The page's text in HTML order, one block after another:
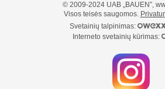
© 2009-2024 UAB „BAUEN”,
Visos teisės saugomos.
Svetainių talpinimas:
Interneto svetainių kūrimas: